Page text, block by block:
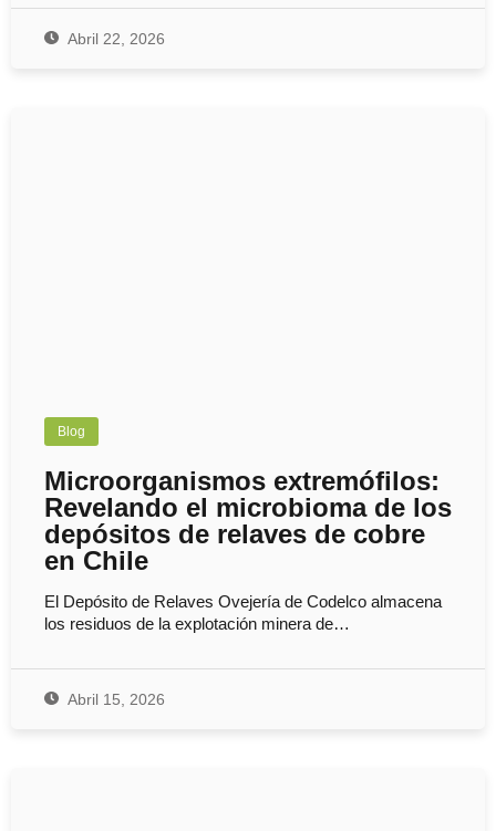
Abril 22, 2026
Blog
Microorganismos extremófilos:
Revelando el microbioma de los
depósitos de relaves de cobre
en Chile
El Depósito de Relaves Ovejería de Codelco almacena
los residuos de la explotación minera de…
Abril 15, 2026